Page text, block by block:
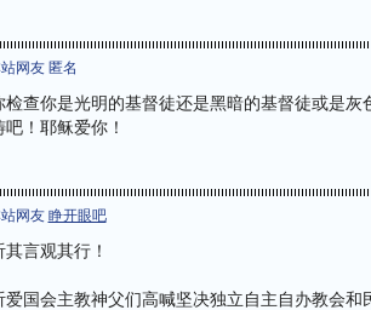
网友 匿名
检查你是光明的基督徒还是黑暗的基督徒或是
吧！耶稣爱你！
网友 睁开眼吧
其言观其行！
爱国会主教神父们高喊坚决独立自主自办教会